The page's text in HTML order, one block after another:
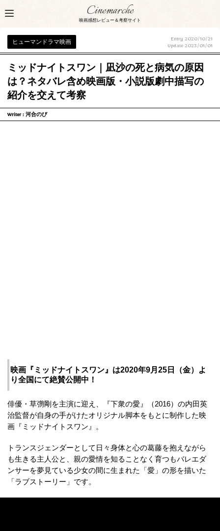
Cinemarche
映画感想レビュー＆考察サイト
ヒューマンドラマ映画
Entry 2020/10/21
Update 2023/01/01
ミッドナイトスワン｜凪沙の死と病気の原因
は？ネタバレ含め映画版・小説版劇中描写の
紹介を交えて考察
Writer : 河合のび
映画『ミッドナイトスワン』は2020年9月25日（金）よ
り全国にて絶賛公開中！
俳優・草彅剛を主演に迎え、『下衆の愛』（2016）の内田英
治監督が自身の手がけたオリジナル脚本をもとに制作した映
画『ミッドナイトスワン』。
トランスジェンダーとして日々身体と心の葛藤を抱えながら
も生きる主人公と、親の愛情を知ることなく育つもバレエダ
ンサーを夢見ている少女の間に生まれた「愛」の形を描いた
「ラブストーリー」です。